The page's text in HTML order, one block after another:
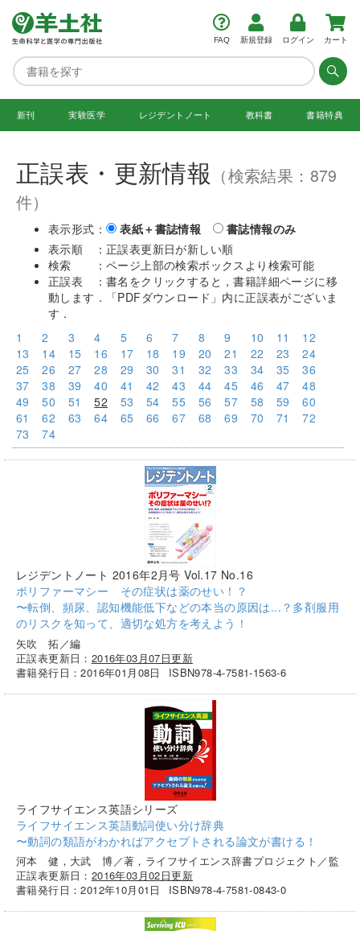
FAQ 新規登録 ログイン カート
新刊 実験医学 レジデント ノート 教科書 書籍特典
正誤表・更新情報 （検索結果：879
件）
表示形式： 表紙＋書誌情報
書誌情報のみ
表示順 ：正誤表更新日が新しい順
検索 ：ページ上部の検索ボックスより検索可能
正誤表 ：書名をクリックすると，書籍詳細ページに移
動します．「PDFダウンロード」内に正誤表がございま
す．
1
2 3 4 5 6 7 8 9 10 11
12
13
14 15 16 17 18 19 20 21 22 23
24
25
26 27 28 29 30 31 32 33 34 35
36
37
38 39 40 41 42 43 44 45 46 47
48
49
50 51 52 53 54 55 56 57 58 59
60
61
62 63 64 65 66 67 68 69 70 71
72
73
74
レジデントノート 2016年2月号 Vol.17 No.16
ポリファーマシー その症状は薬のせい！？
〜転倒、頻尿、認知機能低下などの本当の原因は...？多剤服用
のリスクを知って、適切な処方を考えよう！
矢吹 拓／編
正誤表更新日： 2016年03月07日更新
書籍発行日：2016年01月08日
ISBN978-4-7581-1563-6
ライフサイエンス英語シリーズ
ライフサイエンス英語動詞使い分け辞典
〜動詞の類語がわかればアクセプトされる論文が書ける！
河本 健，大武 博／著，ライフサイエンス辞書プロジェクト／監
正誤表更新日： 2016年03月02日更新
書籍発行日：2012年10月01日
ISBN978-4-7581-0843-0